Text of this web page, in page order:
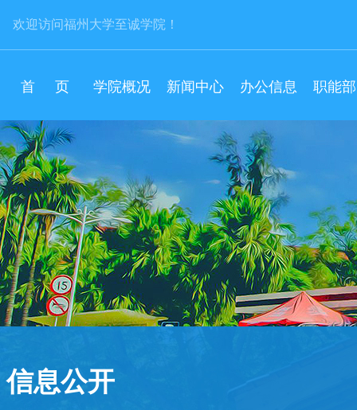
欢迎访问福州大学至诚学院！
首 页 学院概况 新闻中心 办公信息 职能
信息公开